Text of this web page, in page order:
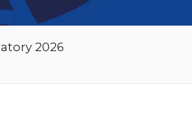
2026